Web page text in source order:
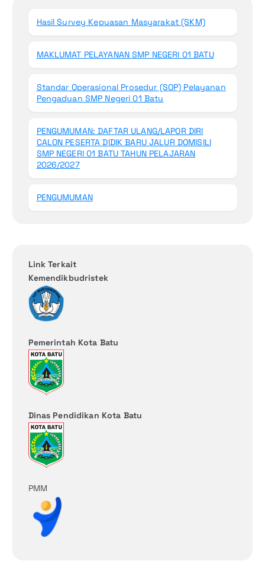
Hasil Survey Kepuasan Masyarakat (SKM)
MAKLUMAT PELAYANAN SMP NEGERI 01 BATU
Standar Operasional Prosedur (SOP) Pelayanan
Pengaduan SMP Negeri 01 Batu
PENGUMUMAN: DAFTAR ULANG/LAPOR DIRI
CALON PESERTA DIDIK BARU JALUR DOMISILI
SMP NEGERI 01 BATU TAHUN PELAJARAN
2026/2027
PENGUMUMAN
Link Terkait
Kemendikbudristek
Pemerintah Kota Batu
Dinas Pendidikan Kota Batu
PMM